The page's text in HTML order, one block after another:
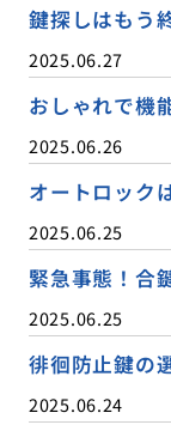
鍵探しはもう
2025.06.27
おしゃれで機
2025.06.26
オートロック
2025.06.25
緊急事態！合
2025.06.25
徘徊防止鍵の
2025.06.24